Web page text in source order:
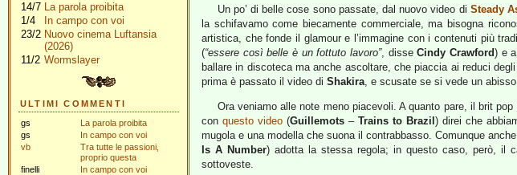
14/7 La parola proibita
1/4
In campo con voi
23/2 Nuovo cinema Luftansia
(2026)
11/2 Wormslayer
ULTIMI COMMENTI
gs
La parola proibita
gs
In campo con voi
vb
Tra tutte le passioni,
proprio questa
finelli
In campo con voi
Un po’ di belle cose sono passate, dal nuovo video di Steady
la schifavamo come biecamente commerciale, ma bisogna
artistica, che fonde il glamour e l’immagine con i contenuti più
(“essere così belle è un fottuto lavoro”, disseCindy Crawford) e
ballare in discoteca ma anche ascoltare, che piaccia ai reduci
prima è passato il video di Shakira, e scusate se si vede un
Ora veniamo alle note meno piacevoli. A quanto pare, il brit
con questo video (Guillemots – Trains to Brazil ) direi che
mugola e una modella che suona il contrabbasso. Comunque
Is A Number) adotta la stessa regola; in questo caso, però, il
sottoveste.